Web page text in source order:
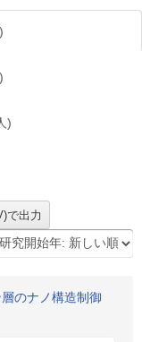
)
のナノ構造制御